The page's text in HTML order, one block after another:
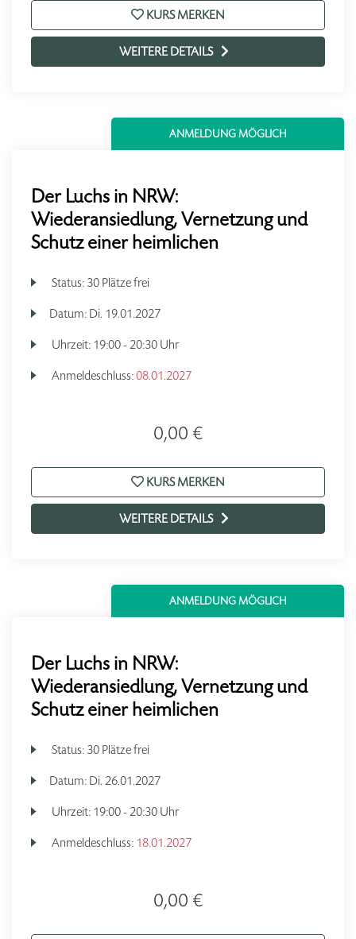
KURS MERKEN
WEITERE DETAILS
ANMELDUNG MÖGLICH
Der Luchs in NRW:
Wiederansiedlung, Vernetzung und
Schutz einer heimlichen
Status: 30 Plätze frei
Datum: Di. 19.01.2027
Uhrzeit: 19:00 - 20:30 Uhr
Anmeldeschluss:08.01.2027
0,00 €
KURS MERKEN
WEITERE DETAILS
ANMELDUNG MÖGLICH
Der Luchs in NRW:
Wiederansiedlung, Vernetzung und
Schutz einer heimlichen
Status: 30 Plätze frei
Datum: Di. 26.01.2027
Uhrzeit: 19:00 - 20:30 Uhr
Anmeldeschluss: 18.01.2027
0,00 €